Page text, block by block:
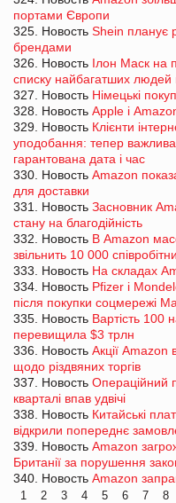
портами Європи
325. Новость Shein планує
брендами
326. Новость Ілон Маск на
списку найбагатших людей
327. Новость Німецькі
328. Новость Apple і
329. Новость Клієнти
уподобання: тепер
гарантована дата і час
330. Новость Amazon
для доставки
331. Новость Засновник
стану на благодійність
332. Новость В Amazon
звільнить 10 000
333. Новость На складах
334. Новость Pfizer і
після покупки соцмережі
335. Новость Вартість 100
перевищила $3 трлн
336. Новость Акції Amazon
щодо різдвяних торгів
337. Новость Операційний
кварталі впав удвічі
338. Новость Китайські
відкрили попереднє
339. Новость Amazon
Британії за порушення
340. Новость Amazon
1 2 3 4 5 6 7 8